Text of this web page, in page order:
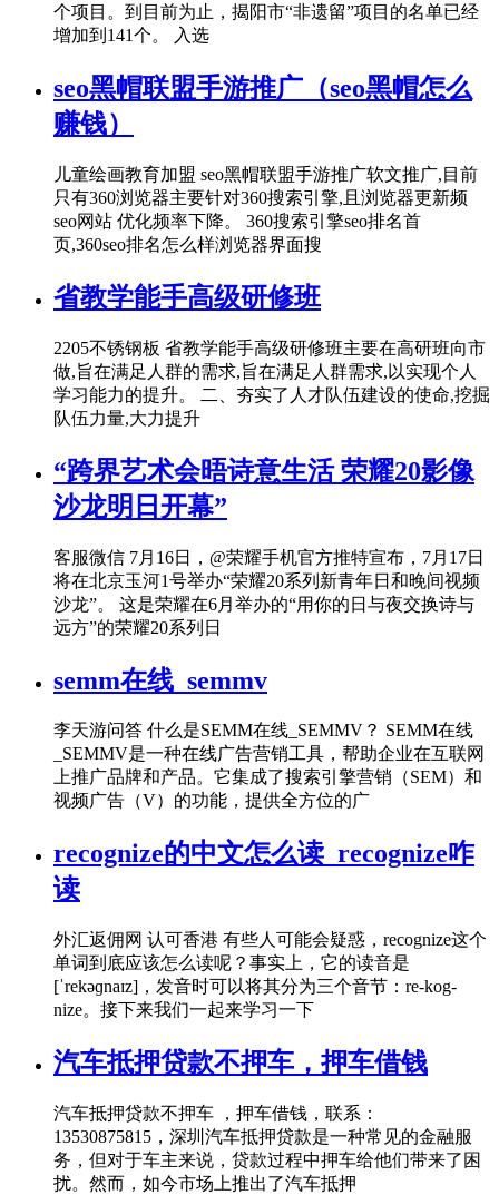
个项目。到目前为止，揭阳市“非遗留”项目的名单已经
增加到141个。 入选
seo黑帽联盟手游推广（seo黑帽怎么
赚钱）
儿童绘画教育加盟 seo黑帽联盟手游推广软文推广,目前
只有360浏览器主要针对360搜索引擎,且浏览器更新频
seo网站 优化频率下降。 360搜索引擎seo排名首
页,360seo排名怎么样浏览器界面搜
省教学能手高级研修班
2205不锈钢板 省教学能手高级研修班主要在高研班向市
做,旨在满足人群的需求,旨在满足人群需求,以实现个人
学习能力的提升。 二、夯实了人才队伍建设的使命,挖掘
队伍力量,大力提升
“跨界艺术会晤诗意生活 荣耀20影像
沙龙明日开幕”
客服微信 7月16日，@荣耀手机官方推特宣布，7月17日
将在北京玉河1号举办“荣耀20系列新青年日和晚间视频
沙龙”。 这是荣耀在6月举办的“用你的日与夜交换诗与
远方”的荣耀20系列日
semm在线_semmv
李天游问答 什么是SEMM在线_SEMMV？ SEMM在线
_SEMMV是一种在线广告营销工具，帮助企业在互联网
上推广品牌和产品。它集成了搜索引擎营销（SEM）和
视频广告（V）的功能，提供全方位的广
recognize的中文怎么读_recognize咋
读
外汇返佣网 认可香港 有些人可能会疑惑，recognize这个
单词到底应该怎么读呢？事实上，它的读音是
[ˈrekəɡnaɪz]，发音时可以将其分为三个音节：re-kog-
nize。接下来我们一起来学习一下
汽车抵押贷款不押车，押车借钱
汽车抵押贷款不押车 ，押车借钱，联系：
13530875815，深圳汽车抵押贷款是一种常见的金融服
务，但对于车主来说，贷款过程中押车给他们带来了困
扰。然而，如今市场上推出了汽车抵押